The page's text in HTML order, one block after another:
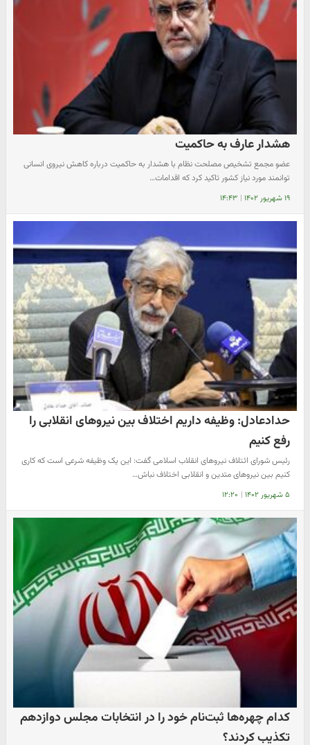
هشدار عارف به حاکمیت
عضو مجمع تشخیص مصلحت نظام با هشدار به حاکمیت درباره کاهش نیروی انسانی
توانمند مورد نیاز کشور تاکید کرد که اقدامات…
۱۹ شهریور ۱۴۰۲ | ۱۴:۴۳
حدادعادل: وظیفه داریم اختلاف بین نیروهای انقلابی را
رفع کنیم
رئیس شورای ائتلاف نیروهای انقلاب اسلامی گفت: این یک وظیفه شرعی است که کاری
کنیم بین نیروهای متدین و انقلابی اختلاف نباش…
۵ شهریور ۱۴۰۲ | ۱۲:۲۰
کدام چهره‌ها ثبت‌نام خود را در انتخابات مجلس دوازدهم
تکذیب کردند؟